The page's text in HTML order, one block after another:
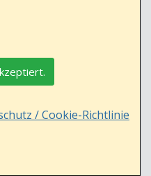
/ Cookie-Richtlinie